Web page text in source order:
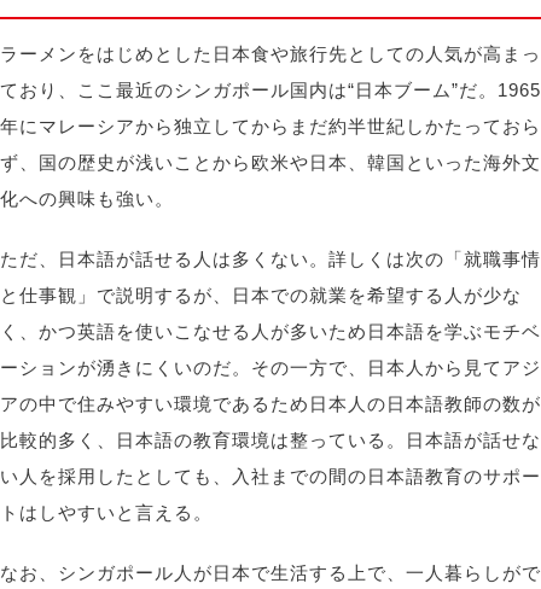
ラーメンをはじめとした日本食や旅行先としての人気が高まっ
ており、ここ最近のシンガポール国内は“日本ブーム”だ。1965
年にマレーシアから独立してからまだ約半世紀しかたっておら
ず、国の歴史が浅いことから欧米や日本、韓国といった海外文
化への興味も強い。
ただ、日本語が話せる人は多くない。詳しくは次の「就職事情
と仕事観」で説明するが、日本での就業を希望する人が少な
く、かつ英語を使いこなせる人が多いため日本語を学ぶモチベ
ーションが湧きにくいのだ。その一方で、日本人から見てアジ
アの中で住みやすい環境であるため日本人の日本語教師の数が
比較的多く、日本語の教育環境は整っている。日本語が話せな
い人を採用したとしても、入社までの間の日本語教育のサポー
トはしやすいと言える。
なお、シンガポール人が日本で生活する上で、一人暮らしがで